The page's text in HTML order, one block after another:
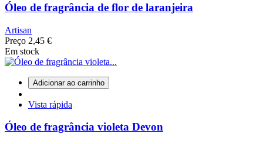
Óleo de fragrância de flor de laranjeira
Artisan
Preço 2,45 €
Em stock
Adicionar ao carrinho
Vista rápida
Óleo de fragrância violeta Devon